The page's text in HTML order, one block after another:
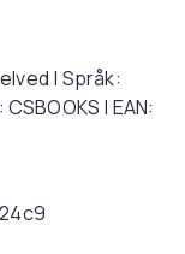
| Språk:
| EAN: